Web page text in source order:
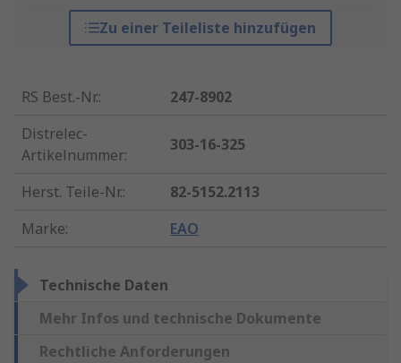
Zu einer Teileliste hinzufügen
RS Best.-Nr.:
247-8902
Distrelec-
Artikelnummer:
303-16-325
Herst. Teile-Nr.:
82-5152.2113
Marke: EAO
Technische Daten
Mehr Infos und technische Dokumente
Rechtliche Anforderungen